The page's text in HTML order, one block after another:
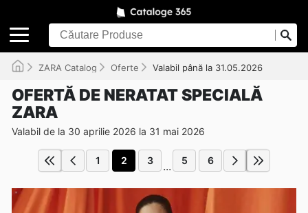
ZARA Catalog Oferte Valabil până la 31.05.2026
OFERTĂ DE NERATAT SPECIALĂ
ZARA
Valabil de la 30 aprilie 2026 la 31 mai 2026
1 2 3 ... 5 6